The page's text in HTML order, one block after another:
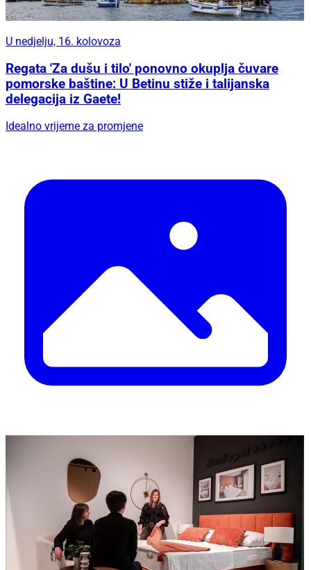
U nedjelju, 16. kolovoza
Regata 'Za dušu i tilo' ponovno okuplja čuvare
pomorske baštine: U Betinu stiže i talijanska
delegacija iz Gaete!
Idealno vrijeme za promjene